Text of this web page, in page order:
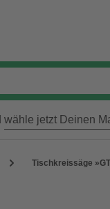
wähle jetzt Deinen
Tischkreissäge